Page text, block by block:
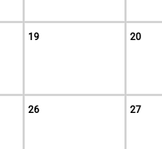
19 20
26 27